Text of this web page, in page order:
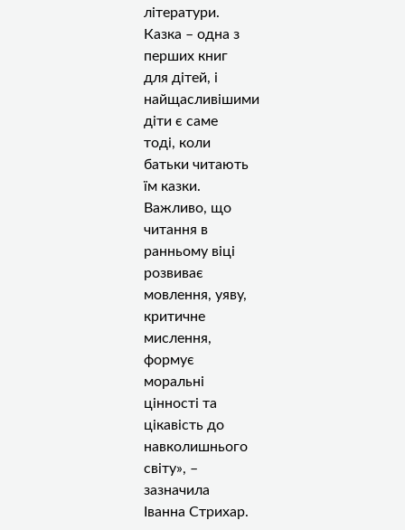
літератури.
Казка – одна з
перших книг
для дітей, і
найщасливішими
діти є саме
тоді, коли
батьки читають
їм казки.
Важливо, що
читання в
ранньому віці
розвиває
мовлення, уяву,
критичне
мислення,
формує
моральні
цінності та
цікавість до
навколишнього
світу», –
зазначила
Іванна Стрихар.